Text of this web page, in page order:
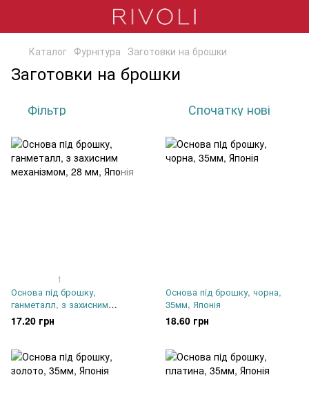
Каталог Фурнітура Заготовки на брошки
Заготовки на брошки
Фільтр Спочатку нові
1
Основа пiд брошку,
ганметалл, з захисним
механізмом, 28 мм, Японія
17.20 грн
Основа пiд брошку, чорна,
35мм, Японія
18.60 грн